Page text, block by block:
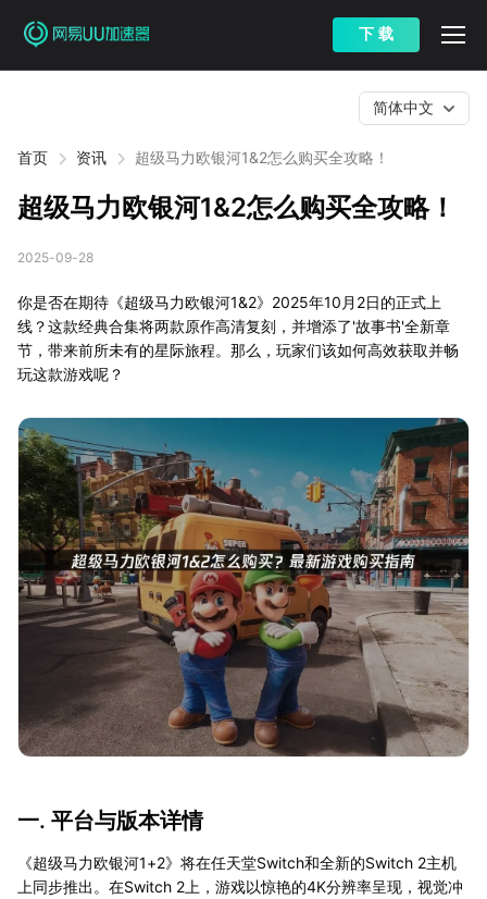
下 载
首页 资讯 超级马力欧银河1&2怎么购买全攻略！
简体中文
超级马力欧银河1&2怎么购买全攻略！
2025-09-28
你是否在期待《超级马力欧银河1&2》2025年10月2日的正式上
线？这款经典合集将两款原作高清复刻，并增添了'故事书'全新章
节，带来前所未有的星际旅程。那么，玩家们该如何高效获取并畅
玩这款游戏呢？
一. 平台与版本详情
《超级马力欧银河1+2》将在任天堂Switch和全新的Switch 2主机
上同步推出。在Switch 2上，游戏以惊艳的4K分辨率呈现，视觉冲